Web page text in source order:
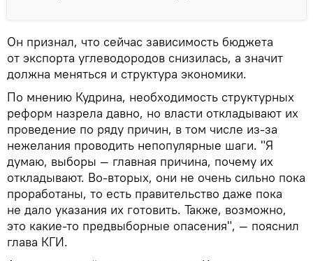
Он признал, что сейчас зависимость бюджета
от экспорта углеводородов снизилась, а значит
должна меняться и структура экономики.
По мнению Кудрина, необходимость структурных
реформ назрела давно, но власти откладывают их
проведение по ряду причин, в том числе из-за
нежелания проводить непопулярные шаги. "Я
думаю, выборы — главная причина, почему их
откладывают. Во-вторых, они не очень сильно пока
проработаны, то есть правительство даже пока
не дало указания их готовить. Также, возможно,
это какие-то предвыборные опасения", — пояснил
глава КГИ.